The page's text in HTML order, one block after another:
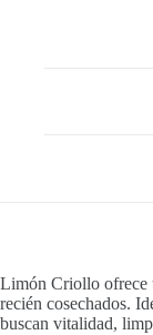
Limón Criollo ofrece
recién cosechados.
buscan vitalidad,